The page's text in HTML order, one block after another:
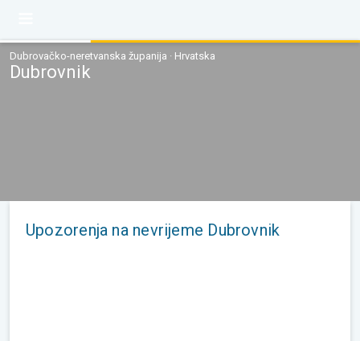
Dubrovačko-neretvanska županija · Hrvatska
Dubrovnik
Upozorenja na nevrijeme Dubrovnik